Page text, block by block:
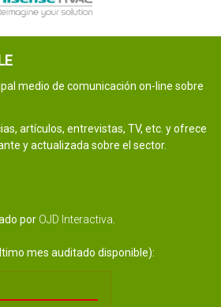
medio de comunicación on-line sobre
artículos, entrevistas, TV, etc. y ofrece
y actualizada sobre el sector.
por OJD Interactiva.
mes auditado disponible):